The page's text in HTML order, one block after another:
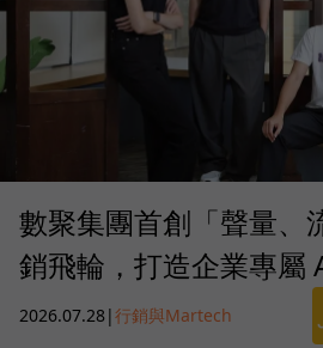
數聚集團首創「聲量、
銷飛輪，打造企業專屬
2026.07.28|行銷與Martech